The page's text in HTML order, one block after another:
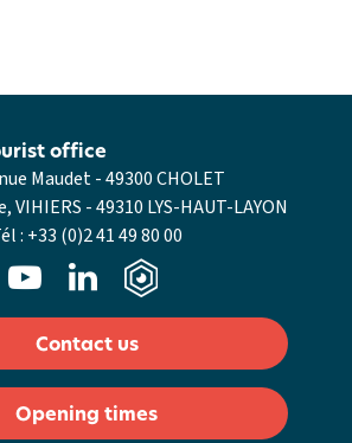
Maudet - 49300 CHOLET
VIHIERS - 49310 LYS-HAUT-LAYON
: +33 (0)2 41 49 80 00
office
Contact us
Opening times